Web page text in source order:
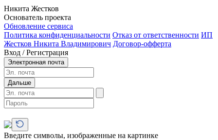
Никита Жестков
Основатель проекта
Обновление сервиса
Политика конфиденциальности Отказ от ответственности ИП
Жестков Никита Владимирович Договор-офферта
Вход / Регистрация
Электронная почта
Дальше
Введите символы, изображенные на картинке